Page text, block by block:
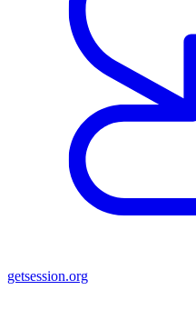
getsession.org